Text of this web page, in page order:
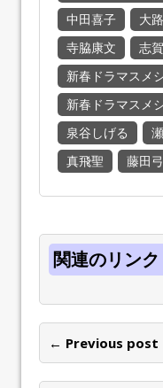
中田喜子
大
寺脇康文
志
新春ドラマスメ
新春ドラマスメ
泉谷しげる
真飛聖
藤田
関連のリンク
← Previous post